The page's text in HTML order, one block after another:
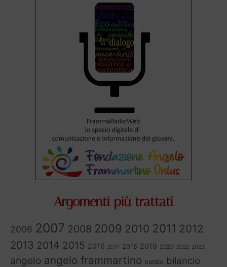
Argomenti più trattati
2006 2007 2008 2009 2010 2011 2012
2013 2014 2015 2016 2017 2018 2019 2020 2022 2023
angelo angelo frammartino bando bilancio